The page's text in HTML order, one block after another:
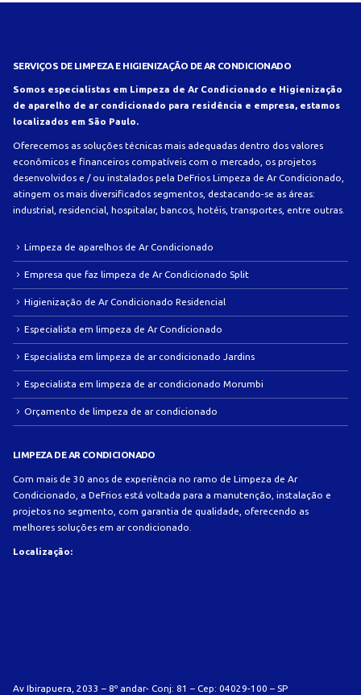
SERVIÇOS DE LIMPEZA E HIGIENIZAÇÃO DE AR CONDICIONADO
Somos especialistas em Limpeza de Ar Condicionado e Higienização
de aparelho de ar condicionado para residência e empresa, estamos
localizados em São Paulo.
Oferecemos as soluções técnicas mais adequadas dentro dos valores
econômicos e financeiros compatíveis com o mercado, os projetos
desenvolvidos e / ou instalados pela DeFrios Limpeza de Ar Condicionado,
atingem os mais diversificados segmentos, destacando-se as áreas:
industrial, residencial, hospitalar, bancos, hotéis, transportes, entre outras.
Limpeza de aparelhos de Ar Condicionado
Empresa que faz limpeza de Ar Condicionado Split
Higienização de Ar Condicionado Residencial
Especialista em limpeza de Ar Condicionado
Especialista em limpeza de ar condicionado Jardins
Especialista em limpeza de ar condicionado Morumbi
Orçamento de limpeza de ar condicionado
LIMPEZA DE AR CONDICIONADO
Com mais de 30 anos de experiência no ramo de Limpeza de Ar
Condicionado, a DeFrios está voltada para a manutenção, instalação e
projetos no segmento, com garantia de qualidade, oferecendo as
melhores soluções em ar condicionado.
Localização:
Av Ibirapuera, 2033 – 8º andar- Conj: 81 – Cep: 04029-100 – SP